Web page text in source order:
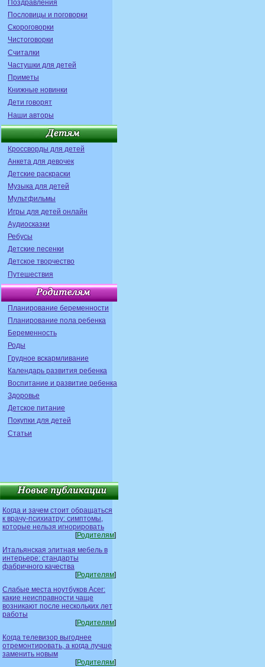
Поздравления
Пословицы и поговорки
Скороговорки
Чистоговорки
Считалки
Частушки для детей
Приметы
Книжные новинки
Дети говорят
Наши авторы
Кроссворды для детей
Анкета для девочек
Детские раскраски
Музыка для детей
Мультфильмы
Игры для детей онлайн
Аудиосказки
Ребусы
Детские песенки
Детское творчество
Путешествия
Планирование беременности
Планирование пола ребенка
Беременность
Роды
Грудное вскармливание
Календарь развития ребенка
Воспитание и развитие ребенка
Здоровье
Детское питание
Покупки для детей
Статьи
Когда и зачем стоит обращаться
к врачу-психиатру: симптомы,
которые нельзя игнорировать
[Родителям]
Итальянская элитная мебель в
интерьере: стандарты
фабричного качества
[Родителям]
Слабые места ноутбуков Acer:
какие неисправности чаще
возникают после нескольких лет
работы
[Родителям]
Когда телевизор выгоднее
отремонтировать, а когда лучше
заменить новым
[Родителям]